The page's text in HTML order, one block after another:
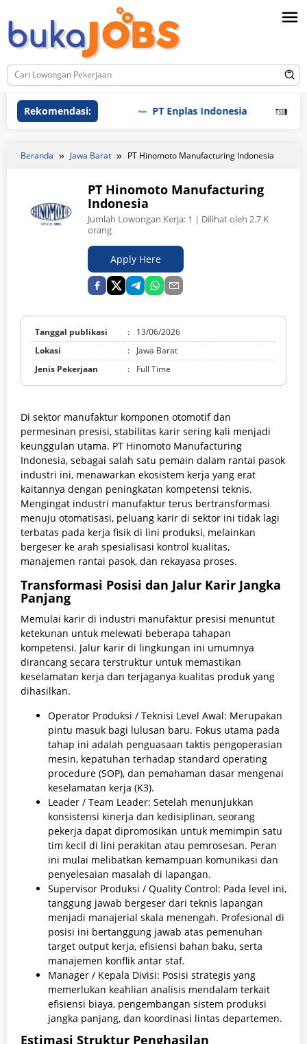
ke
konten
Rekomendasi: PT Enplas Indonesia PT Tri
Beranda Jawa Barat PT Hinomoto Manufacturing Indonesia
PT Hinomoto Manufacturing
Indonesia
Jumlah Lowongan Kerja: 1 | Dilihat oleh 2.7 K
orang
Apply Here
Tanggal publikasi :
13/06/2026
Lokasi
:
Jawa Barat
Jenis Pekerjaan
: Full Time
Di sektor manufaktur komponen otomotif dan
permesinan presisi, stabilitas karir sering kali menjadi
keunggulan utama. PT Hinomoto Manufacturing
Indonesia, sebagai salah satu pemain dalam rantai pasok
industri ini, menawarkan ekosistem kerja yang erat
kaitannya dengan peningkatan kompetensi teknis.
Mengingat industri manufaktur terus bertransformasi
menuju otomatisasi, peluang karir di sektor ini tidak lagi
terbatas pada kerja fisik di lini produksi, melainkan
bergeser ke arah spesialisasi kontrol kualitas,
manajemen rantai pasok, dan rekayasa proses.
Transformasi Posisi dan Jalur Karir Jangka
Panjang
Memulai karir di industri manufaktur presisi menuntut
ketekunan untuk melewati beberapa tahapan
kompetensi. Jalur karir di lingkungan ini umumnya
dirancang secara terstruktur untuk memastikan
keselamatan kerja dan terjaganya kualitas produk yang
dihasilkan.
Operator Produksi / Teknisi Level Awal: Merupakan
pintu masuk bagi lulusan baru. Fokus utama pada
tahap ini adalah penguasaan taktis pengoperasian
mesin, kepatuhan terhadap standard operating
procedure (SOP), dan pemahaman dasar mengenai
keselamatan kerja (K3).
Leader / Team Leader: Setelah menunjukkan
konsistensi kinerja dan kedisiplinan, seorang
pekerja dapat dipromosikan untuk memimpin satu
tim kecil di lini perakitan atau pemrosesan. Peran
ini mulai melibatkan kemampuan komunikasi dan
penyelesaian masalah di lapangan.
Supervisor Produksi / Quality Control: Pada level ini,
tanggung jawab bergeser dari teknis lapangan
menjadi manajerial skala menengah. Profesional di
posisi ini bertanggung jawab atas pemenuhan
target output kerja, efisiensi bahan baku, serta
manajemen konflik antar staf.
Manager / Kepala Divisi: Posisi strategis yang
memerlukan keahlian analisis mendalam terkait
efisiensi biaya, pengembangan sistem produksi
jangka panjang, dan koordinasi lintas departemen.
Estimasi Struktur Penghasilan